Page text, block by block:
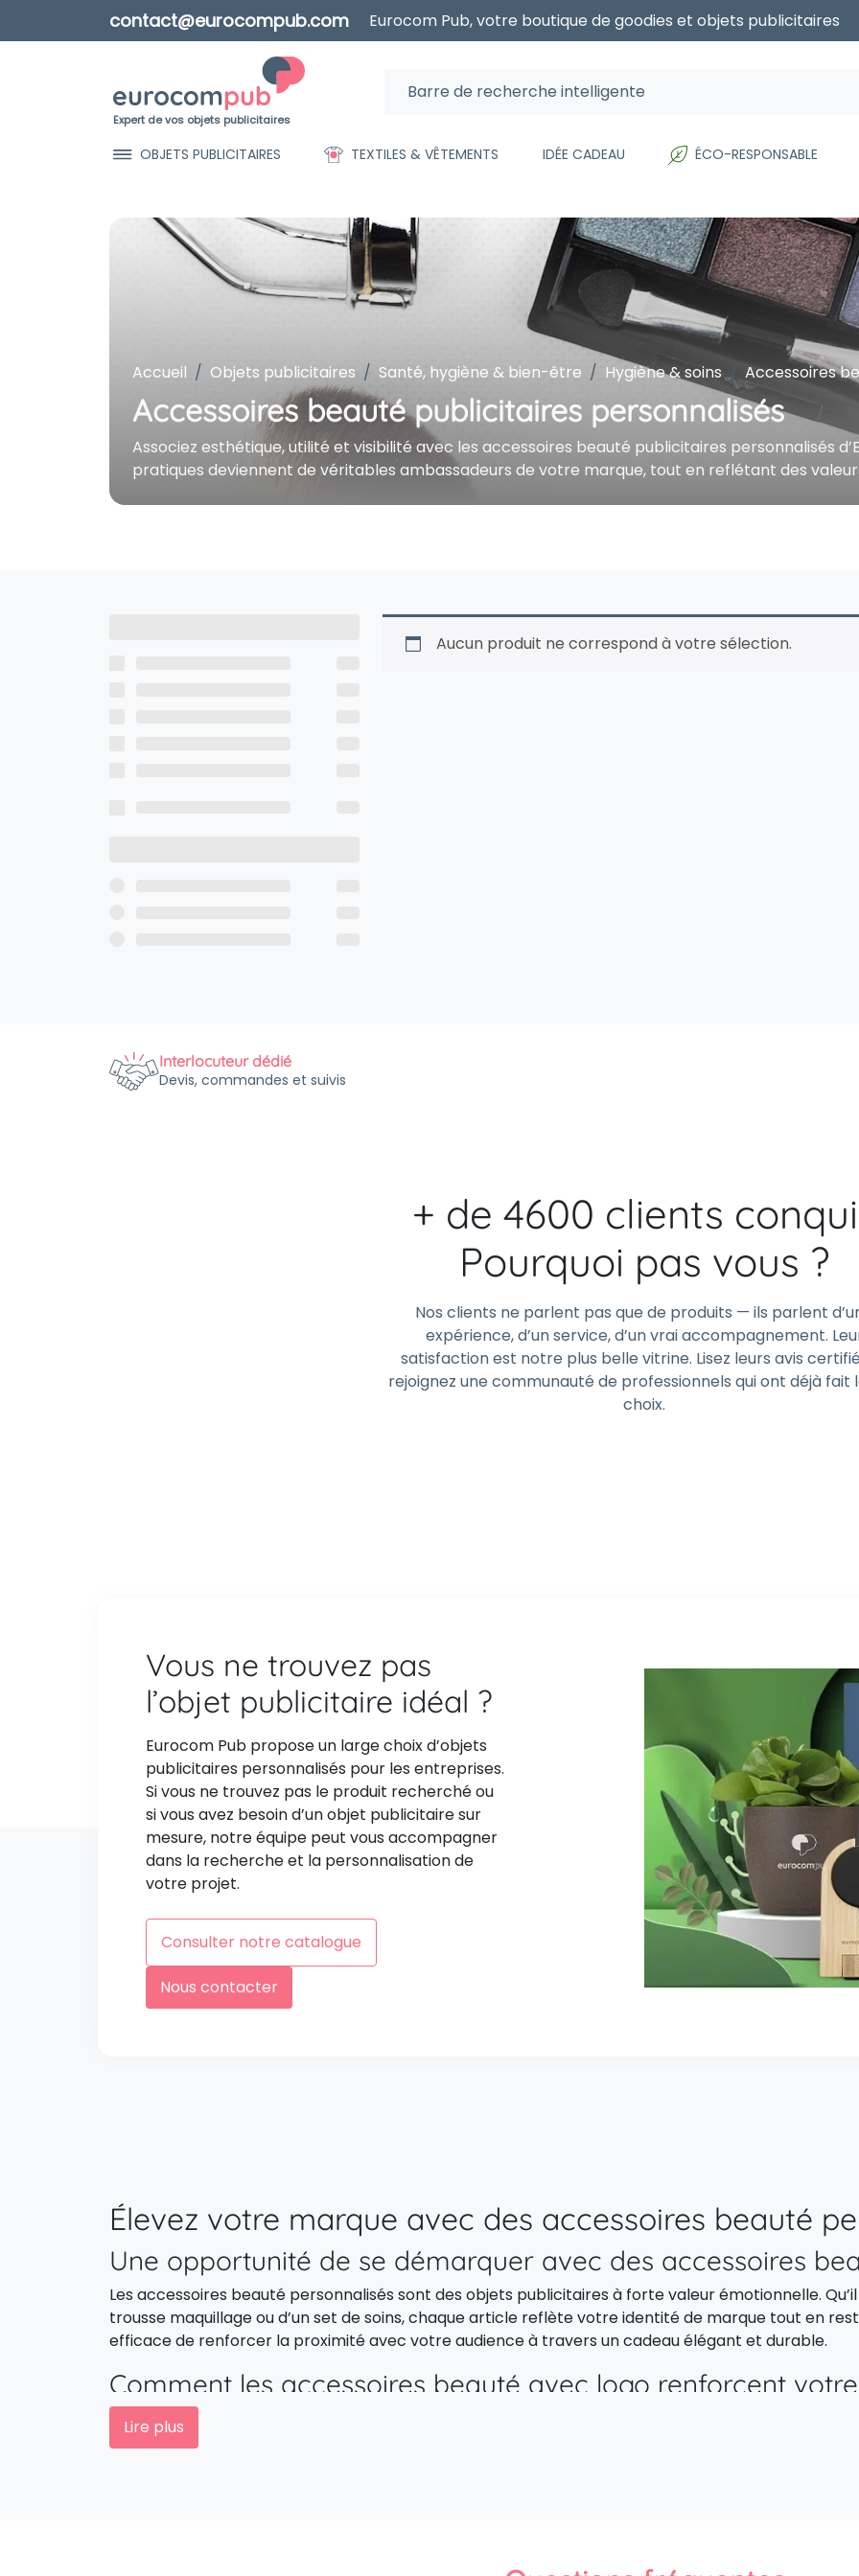
contact@eurocompub.com Eurocom Pub, votre boutique de goodies et objets publicitaires
Expert de vos objets publicitaires
OBJETS PUBLICITAIRES TEXTILES & VÊTEMENTS IDÉE CADEAU ÉCO-RESPONSABLE
Accueil Objets publicitaires Santé, hygiène & bien-être Hygiène & soins Accessoires
Accessoires beauté publicitaires personnalisés
Associez esthétique, utilité et visibilité avec les accessoires beauté publicitaires personnalisés
pratiques deviennent de véritables ambassadeurs de votre marque, tout en reflétant des
Aucun produit ne correspond à votre sélection.
Interlocuteur dédié
Devis, commandes et suivis
+ de 4600 clients
Pourquoi pas vous ?
Nos clients ne parlent pas que de produits — ils parlent
expérience, d’un service, d’un vrai accompagnement.
satisfaction est notre plus belle vitrine. Lisez leurs avis
rejoignez une communauté de professionnels qui ont déjà fait
choix.
Vous ne trouvez pas
l’objet publicitaire idéal ?
Eurocom Pub propose un large choix d’objets
publicitaires personnalisés pour les entreprises.
Si vous ne trouvez pas le produit recherché ou
si vous avez besoin d’un objet publicitaire sur
mesure, notre équipe peut vous accompagner
dans la recherche et la personnalisation de
votre projet.
Consulter notre catalogue
Nous contacter
Élevez votre marque avec des accessoires beauté
Une opportunité de se démarquer avec des accessoires
Les accessoires beauté personnalisés sont des objets publicitaires à forte valeur émotionnelle. Qu’il
trousse maquillage ou d’un set de soins, chaque article reflète votre identité de marque tout en
efficace de renforcer la proximité avec votre audience à travers un cadeau élégant et durable.
Comment les accessoires beauté avec logo renforcent
Un accessoire beauté avec logo associe votre image à des notions de raffinement, d’attention et
instituts de beauté, spas, hôtels, pharmacies ou marques de cosmétiques, il véhicule un message
Les must-have : accessoires beauté premium et
Lire plus